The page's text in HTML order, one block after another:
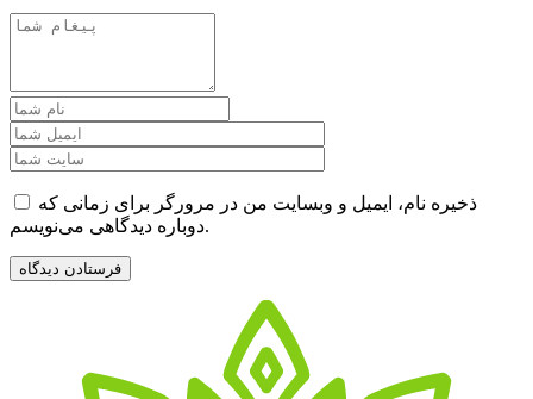
ذخیره نام، ایمیل و وبسایت من در مرورگر برای زمانی که
دوباره دیدگاهی می‌نویسم.